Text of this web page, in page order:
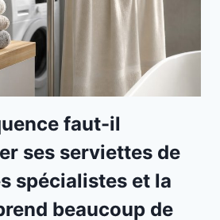
faut-il
ses serviettes de
spécialistes et la
beaucoup de